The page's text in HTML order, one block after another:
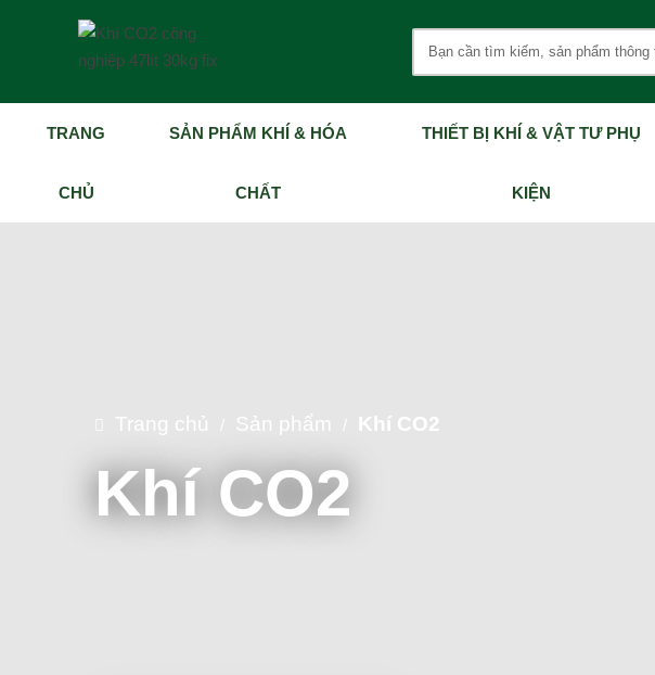
TRANG
CHỦ
SẢN PHẨM KHÍ & HÓA
CHẤT
THIẾT BỊ KHÍ & VẬT TƯ PHỤ
KIỆN
Trang chủ Sản phẩm Khí CO2
Khí CO2